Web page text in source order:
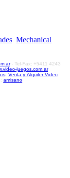
Mechanical
- Tel-Fax: +5411 4243
juegos.com.ar
, Venta y Alquiler Video
amisano